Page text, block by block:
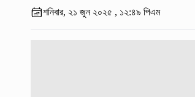
শনিবার, ২১ জুন ২০২৫ , ১২:৪৯ পিএম